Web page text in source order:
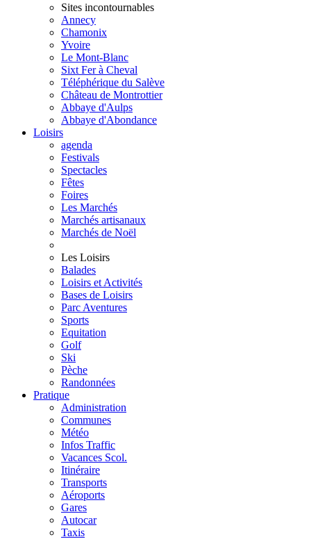
Sites incontournables
Annecy
Chamonix
Yvoire
Le Mont-Blanc
Sixt Fer à Cheval
Téléphérique du Salève
Château de Montrottier
Abbaye d'Aulps
Abbaye d'Abondance
Loisirs
agenda
Festivals
Spectacles
Fêtes
Foires
Les Marchés
Marchés artisanaux
Marchés de Noël
Les Loisirs
Balades
Loisirs et Activités
Bases de Loisirs
Parc Aventures
Sports
Equitation
Golf
Ski
Pèche
Randonnées
Pratique
Administration
Communes
Météo
Infos Traffic
Vacances Scol.
Itinéraire
Transports
Aéroports
Gares
Autocar
Taxis